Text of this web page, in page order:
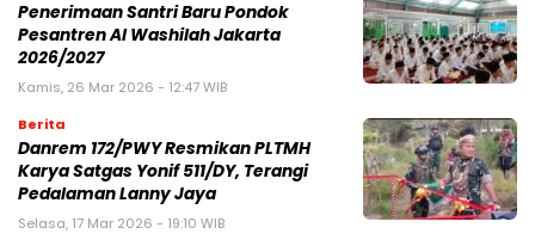
Penerimaan Santri Baru Pondok
Pesantren Al Washilah Jakarta
2026/2027
Kamis, 26 Mar 2026 - 12:47 WIB
Berita
Danrem 172/PWY Resmikan PLTMH
Karya Satgas Yonif 511/DY, Terangi
Pedalaman Lanny Jaya
Selasa, 17 Mar 2026 - 19:10 WIB